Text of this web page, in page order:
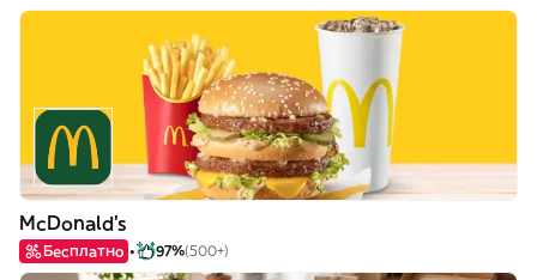
McDonald's
Бесплатно 97%(500+)